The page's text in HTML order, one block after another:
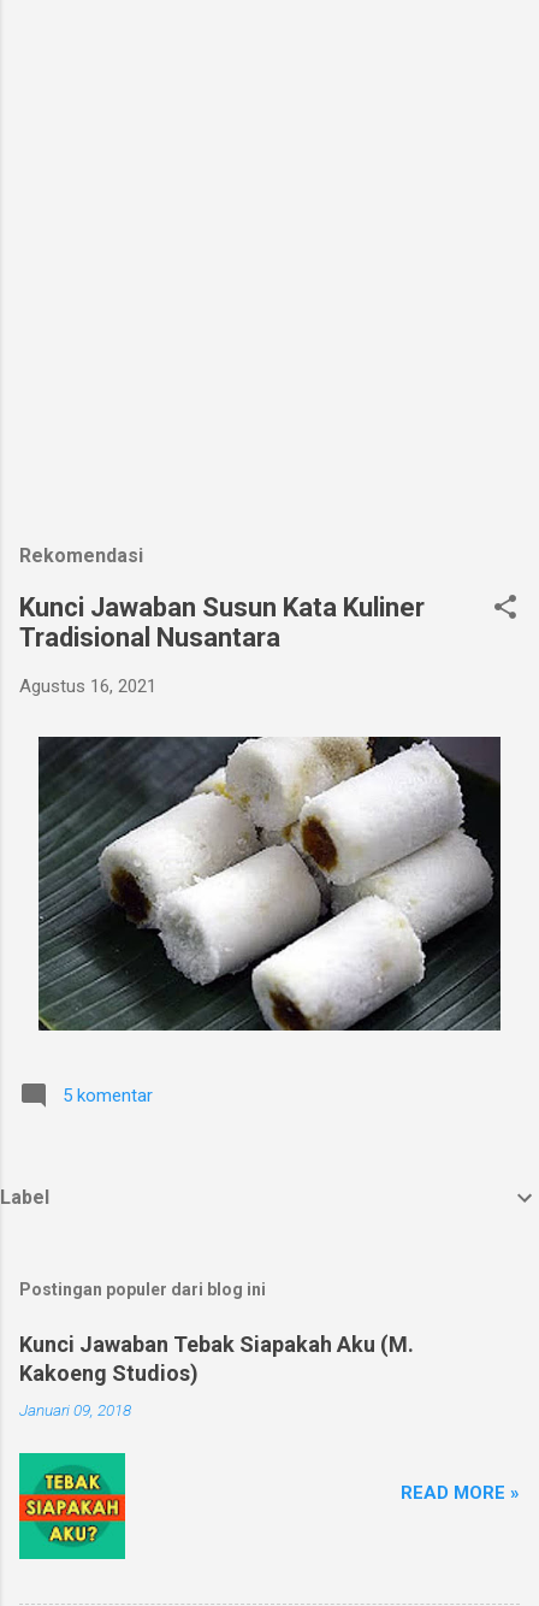
Rekomendasi
Kunci Jawaban Susun Kata Kuliner
Tradisional Nusantara
Agustus 16, 2021
5 komentar
Label
Postingan populer dari blog ini
Kunci Jawaban Tebak Siapakah Aku (M.
Kakoeng Studios)
Januari 09, 2018
READ MORE »